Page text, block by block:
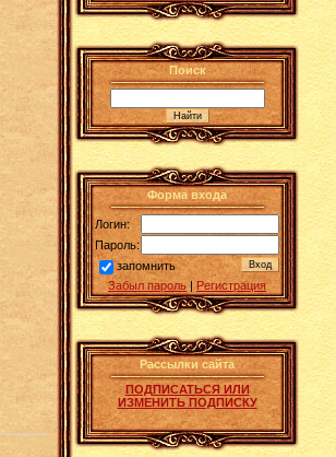
Поиск
Форма входа
Логин:
Пароль:
запомнить
Забыл пароль | Регистрация
Рассылки сайта
ПОДПИСАТЬСЯ ИЛИ
ИЗМЕНИТЬ ПОДПИСКУ